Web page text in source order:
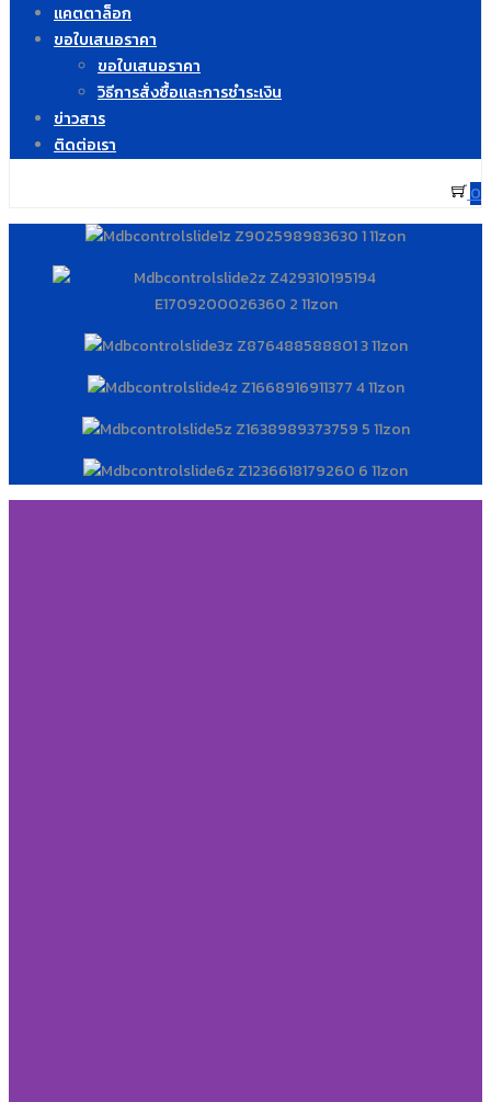
แคตตาล็อก
ขอใบเสนอราคา
ขอใบเสนอราคา
วิธีการสั่งซื้อและการชำระเงิน
ข่าวสาร
ติดต่อเรา
0